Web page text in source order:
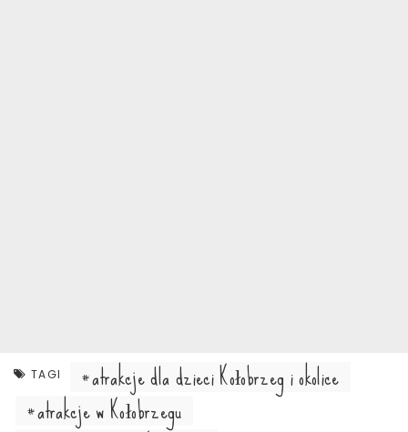
TAGI
atrakcje dla dzieci Kołobrzeg i okolice
atrakcje w Kołobrzegu